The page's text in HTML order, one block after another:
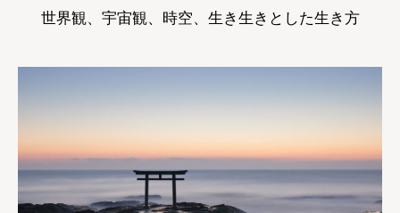
世界観、宇宙観、時空、生き生きとした生き方